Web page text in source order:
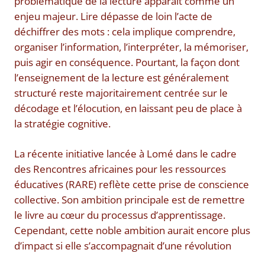
enjeu majeur. Lire dépasse de loin l’acte de
déchiffrer des mots : cela implique comprendre,
organiser l’information, l’interpréter, la mémoriser,
puis agir en conséquence. Pourtant, la façon dont
l’enseignement de la lecture est généralement
structuré reste majoritairement centrée sur le
décodage et l’élocution, en laissant peu de place à
la stratégie cognitive.
La récente initiative lancée à Lomé dans le cadre
des Rencontres africaines pour les ressources
éducatives (RARE) reflète cette prise de conscience
collective. Son ambition principale est de remettre
le livre au cœur du processus d’apprentissage.
Cependant, cette noble ambition aurait encore plus
d’impact si elle s’accompagnait d’une révolution